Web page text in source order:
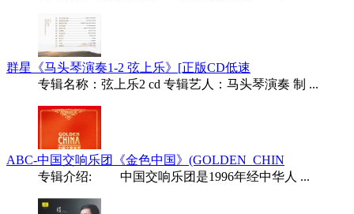
群星《马头琴演奏1-2 弦上乐》[正版CD低速
专辑名称：弦上乐2 cd 专辑艺人：马头琴演奏 制 ...
ABC-中国交响乐团《金色中国》(GOLDEN_CHIN
专辑介绍: 中国交响乐团是1996年经中华人 ...